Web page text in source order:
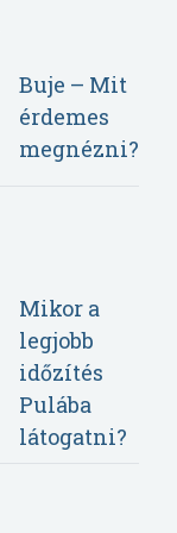
Buje – Mit
érdemes
megnézni?
Mikor a
legjobb
időzítés
Pulába
látogatni?